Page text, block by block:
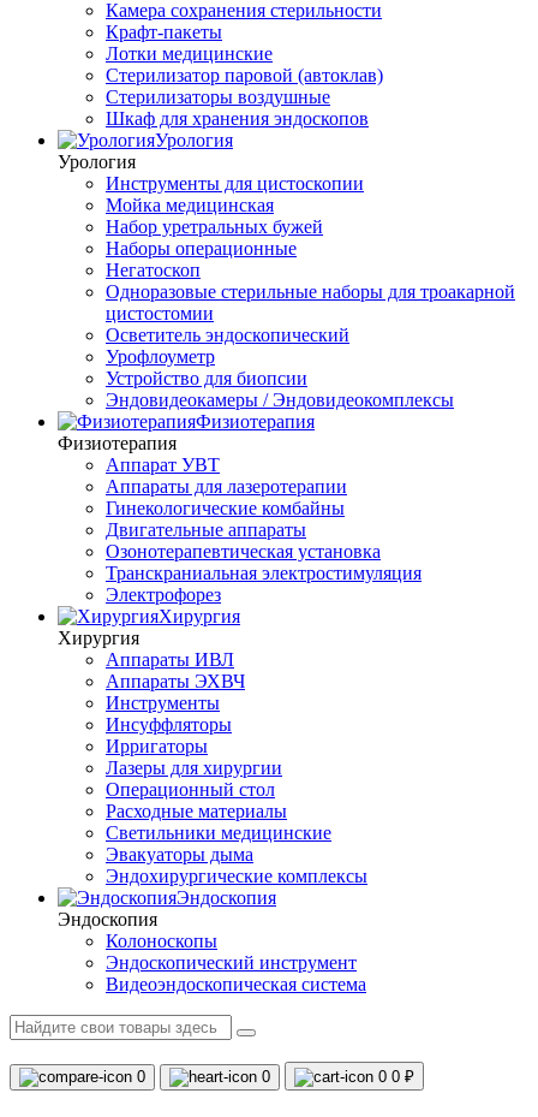
Камера сохранения стерильности
Крафт-пакеты
Лотки медицинские
Стерилизатор паровой (автоклав)
Стерилизаторы воздушные
Шкаф для хранения эндоскопов
Урология
Урология
Инструменты для цистоскопии
Мойка медицинская
Набор уретральных бужей
Наборы операционные
Негатоскоп
Одноразовые стерильные наборы для троакарной
цистостомии
Осветитель эндоскопический
Урофлоуметр
Устройство для биопсии
Эндовидеокамеры / Эндовидеокомплексы
Физиотерапия
Физиотерапия
Аппарат УВТ
Аппараты для лазеротерапии
Гинекологические комбайны
Двигательные аппараты
Озонотерапевтическая установка
Транскраниальная электростимуляция
Электрофорез
Хирургия
Хирургия
Аппараты ИВЛ
Аппараты ЭХВЧ
Инструменты
Инсуффляторы
Ирригаторы
Лазеры для хирургии
Операционный стол
Расходные материалы
Светильники медицинские
Эвакуаторы дыма
Эндохирургические комплексы
Эндоскопия
Эндоскопия
Колоноскопы
Эндоскопический инструмент
Видеоэндоскопическая система
0 0 0 0 ₽